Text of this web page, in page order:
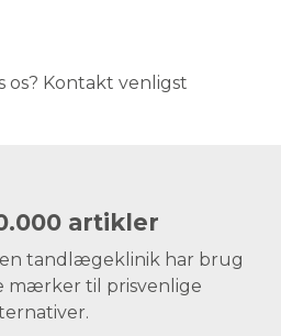
Kontakt venligst
artikler
tandlægeklinik har brug
mærker til prisvenlige